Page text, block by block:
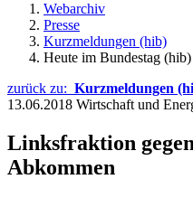
Webarchiv
Presse
Kurzmeldungen (hib)
Heute im Bundestag (hib)
zurück zu: Kurzmeldungen
13.06.2018 Wirtschaft und
Linksfraktion
Abkommen